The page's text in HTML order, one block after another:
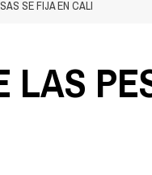
SE FIJA EN CALI
LAS